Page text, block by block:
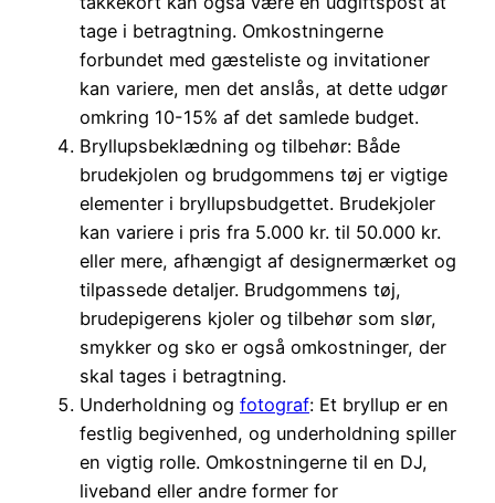
tage i betragtning. Omkostningerne
forbundet med gæsteliste og invitationer
kan variere, men det anslås, at dette udgør
omkring 10-15% af det samlede budget.
Bryllupsbeklædning og tilbehør: Både
brudekjolen og brudgommens tøj er vigtige
elementer i bryllupsbudgettet. Brudekjoler
kan variere i pris fra 5.000 kr. til 50.000 kr.
eller mere, afhængigt af designermærket og
tilpassede detaljer. Brudgommens tøj,
brudepigerens kjoler og tilbehør som slør,
smykker og sko er også omkostninger, der
skal tages i betragtning.
Underholdning og fotograf: Et bryllup er en
festlig begivenhed, og underholdning spiller
en vigtig rolle. Omkostningerne til en DJ,
liveband eller andre former for